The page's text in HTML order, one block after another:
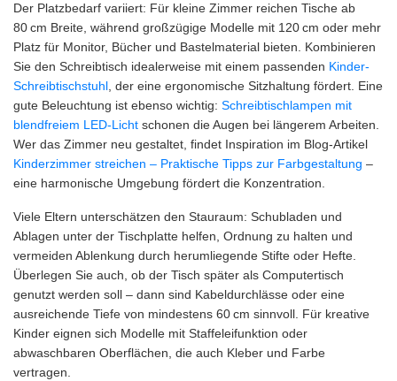
Der Platzbedarf variiert: Für kleine Zimmer reichen Tische ab
80 cm Breite, während großzügige Modelle mit 120 cm oder mehr
Platz für Monitor, Bücher und Bastelmaterial bieten. Kombinieren
Sie den Schreibtisch idealerweise mit einem passenden Kinder-
Schreibtischstuhl, der eine ergonomische Sitzhaltung fördert. Eine
gute Beleuchtung ist ebenso wichtig: Schreibtischlampen mit
blendfreiem LED-Licht schonen die Augen bei längerem Arbeiten.
Wer das Zimmer neu gestaltet, findet Inspiration im Blog-Artikel
Kinderzimmer streichen – Praktische Tipps zur Farbgestaltung –
eine harmonische Umgebung fördert die Konzentration.
Viele Eltern unterschätzen den Stauraum: Schubladen und
Ablagen unter der Tischplatte helfen, Ordnung zu halten und
vermeiden Ablenkung durch herumliegende Stifte oder Hefte.
Überlegen Sie auch, ob der Tisch später als Computertisch
genutzt werden soll – dann sind Kabeldurchlässe oder eine
ausreichende Tiefe von mindestens 60 cm sinnvoll. Für kreative
Kinder eignen sich Modelle mit Staffeleifunktion oder
abwaschbaren Oberflächen, die auch Kleber und Farbe
vertragen.